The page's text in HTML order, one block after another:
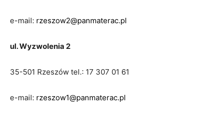
e-mail: rzeszow2@panmaterac.pl
ul. Wyzwolenia 2
35-501 Rzeszów tel.: 17 307 01 61
e-mail: rzeszow1@panmaterac.pl